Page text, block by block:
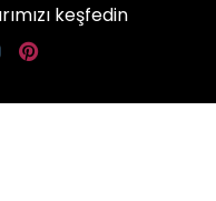
keşfedin